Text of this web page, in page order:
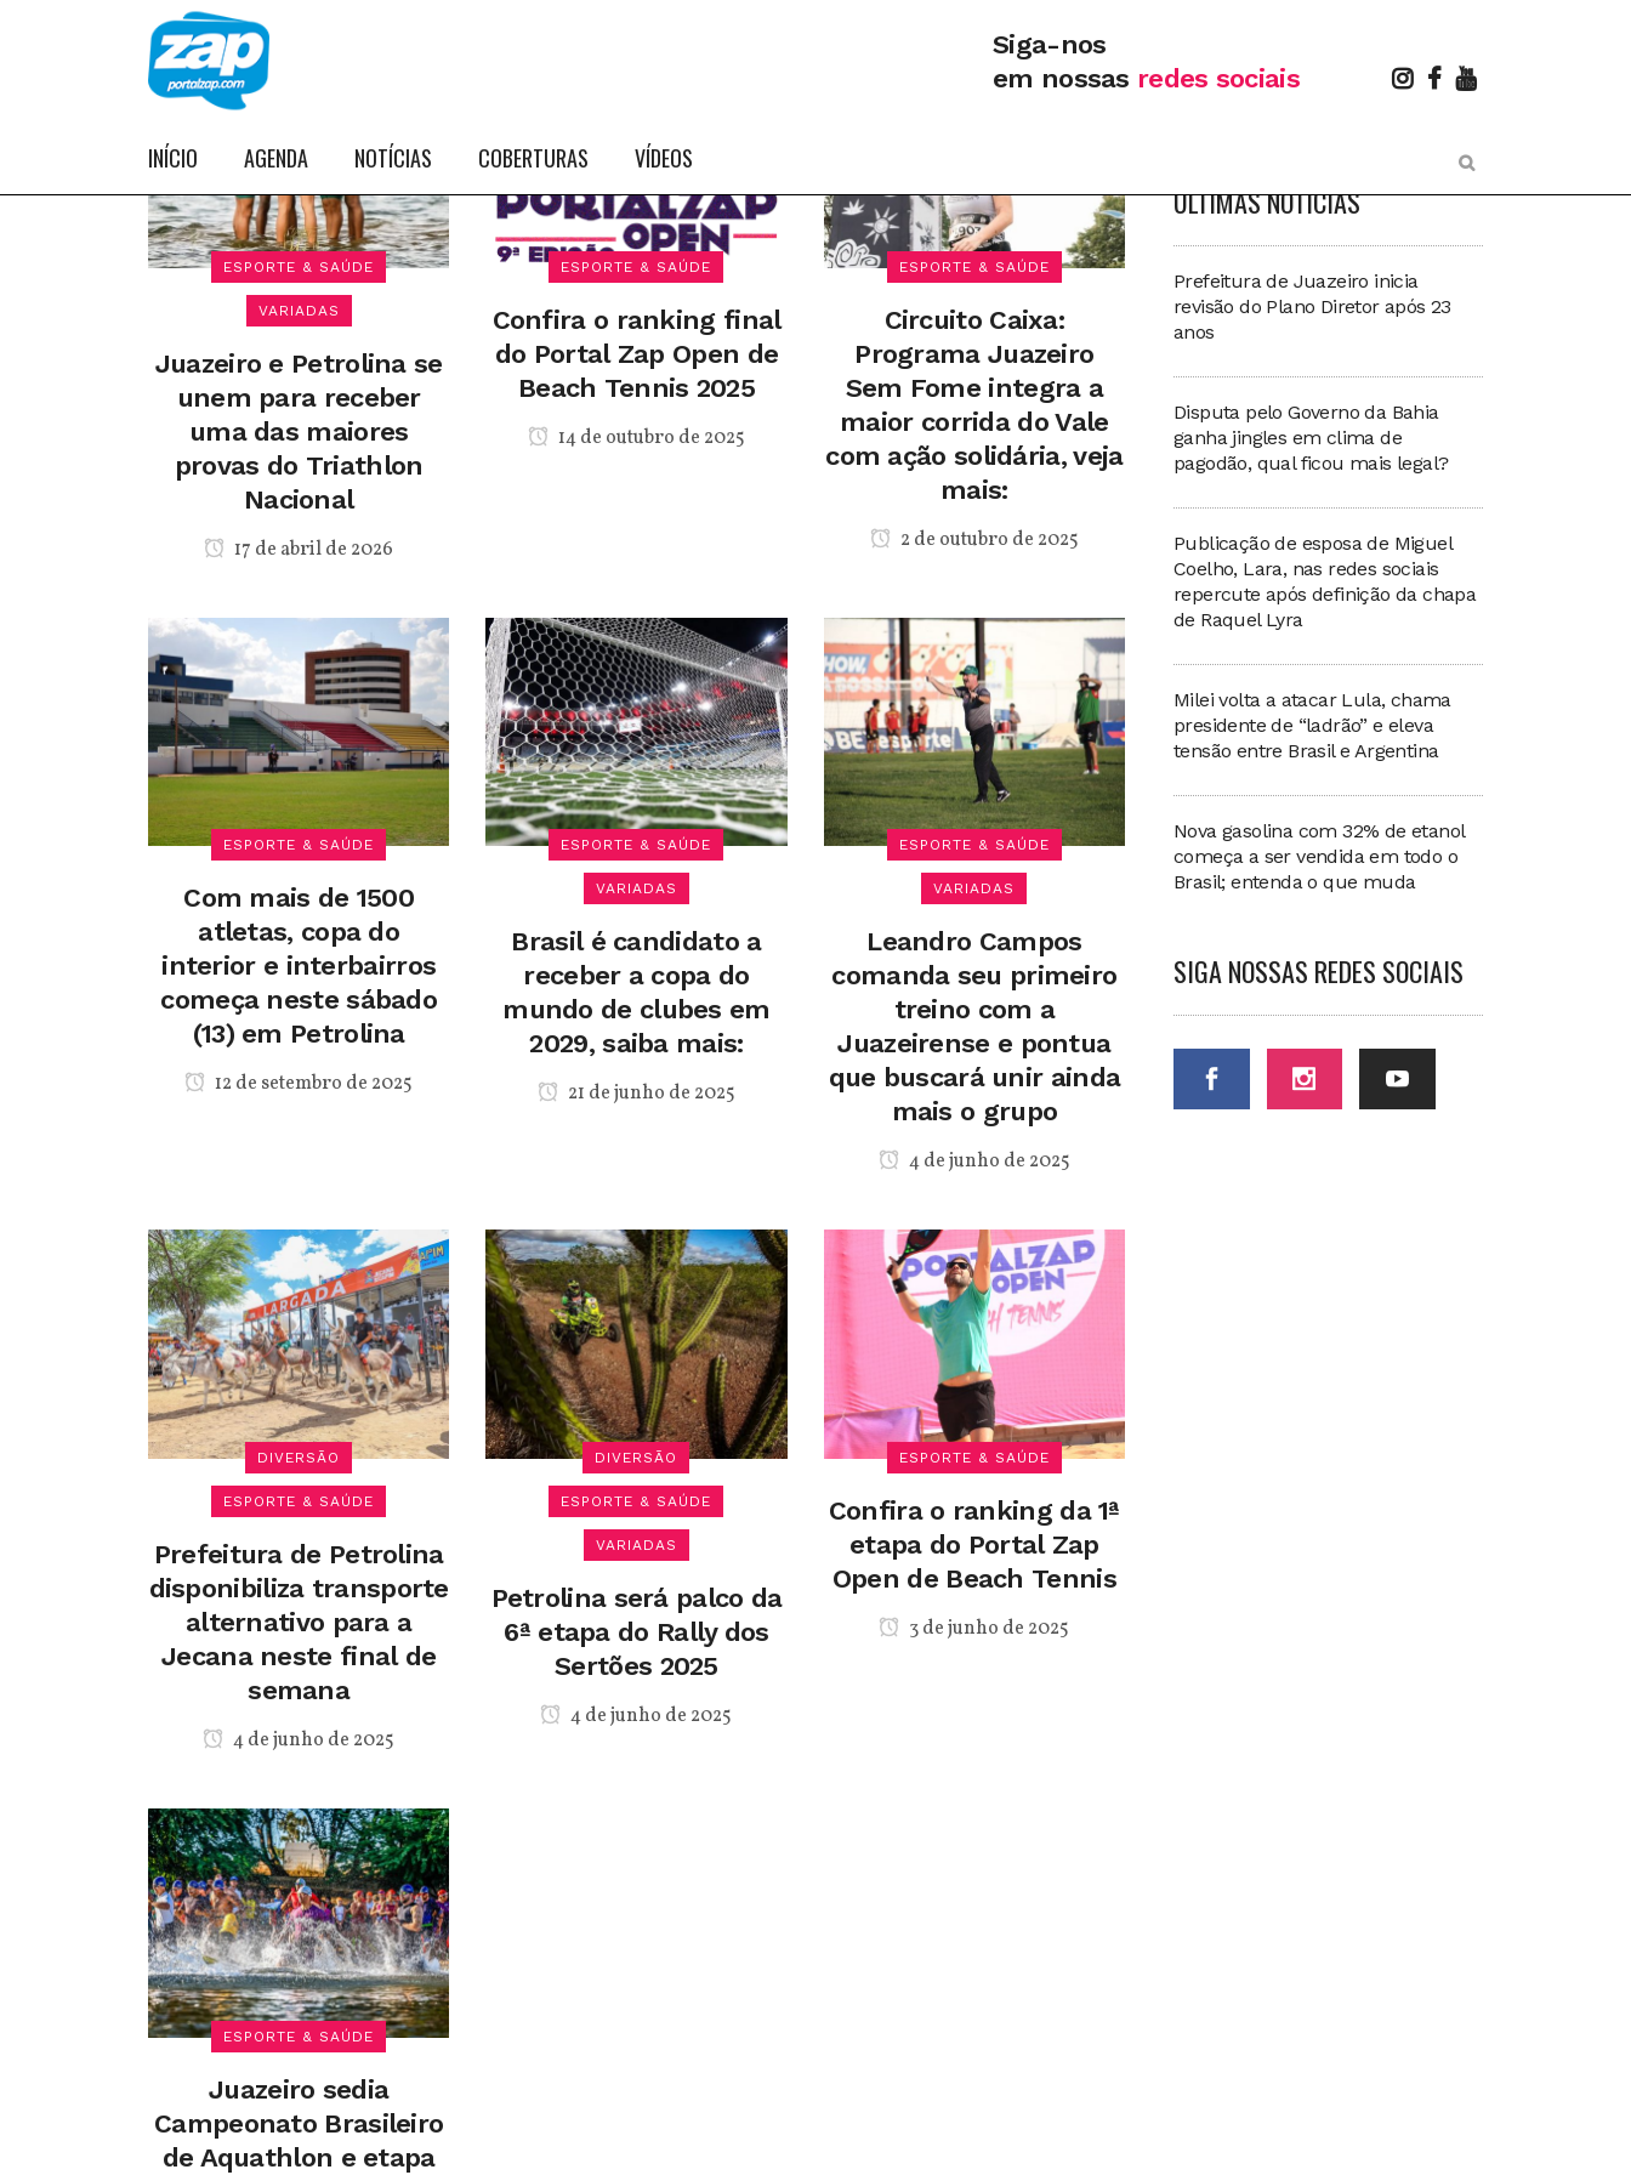
Siga-nos
em nossas redes sociais
INÍCIO AGENDA NOTÍCIAS COBERTURAS VÍDEOS
ESPORTE & SAÚDE
VARIADAS
Juazeiro e Petrolina se
unem para receber
uma das maiores
provas do Triathlon
Nacional
17 de abril de 2026
ESPORTE & SAÚDE
Confira o ranking final
do Portal Zap Open de
Beach Tennis 2025
14 de outubro de 2025
ESPORTE & SAÚDE
Circuito Caixa:
Programa Juazeiro
Sem Fome integra a
maior corrida do Vale
com ação solidária, veja
mais:
2 de outubro de 2025
ESPORTE & SAÚDE
Com mais de 1500
atletas, copa do
interior e interbairros
começa neste sábado
(13) em Petrolina
12 de setembro de 2025
ESPORTE & SAÚDE
VARIADAS
Brasil é candidato a
receber a copa do
mundo de clubes em
2029, saiba mais:
21 de junho de 2025
ESPORTE & SAÚDE
VARIADAS
Leandro Campos
comanda seu primeiro
treino com a
Juazeirense e pontua
que buscará unir ainda
mais o grupo
4 de junho de 2025
DIVERSÃO
ESPORTE & SAÚDE
Prefeitura de Petrolina
disponibiliza transporte
alternativo para a
Jecana neste final de
semana
4 de junho de 2025
DIVERSÃO
ESPORTE & SAÚDE
VARIADAS
Petrolina será palco da
6ª etapa do Rally dos
Sertões 2025
4 de junho de 2025
ESPORTE & SAÚDE
Confira o ranking da 1ª
etapa do Portal Zap
Open de Beach Tennis
3 de junho de 2025
ESPORTE & SAÚDE
Juazeiro sedia
Campeonato Brasileiro
de Aquathlon e etapa
ÚLTIMAS NOTÍCIAS
Prefeitura de Juazeiro inicia
revisão do Plano Diretor após 23
anos
Disputa pelo Governo da Bahia
ganha jingles em clima de
pagodão, qual ficou mais legal?
Publicação de esposa de Miguel
Coelho, Lara, nas redes sociais
repercute após definição da chapa
de Raquel Lyra
Milei volta a atacar Lula, chama
presidente de “ladrão” e eleva
tensão entre Brasil e Argentina
Nova gasolina com 32% de etanol
começa a ser vendida em todo o
Brasil; entenda o que muda
SIGA NOSSAS REDES SOCIAIS